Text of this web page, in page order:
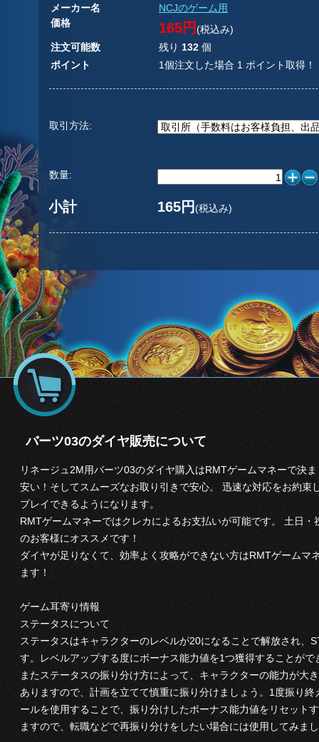
メーカー名
NCJのゲーム用
価格
165円(税込み)
注文可能数
残り 132 個
ポイント
1個注文した場合 1 ポイント取得
取引方法:
数量:
小計 165円(税込み)
バーツ03のダイヤ販売について
リネージュ2M用バーツ03のダイヤ購入はRMTゲームマネーで決ま
安い！そしてスムーズなお取り引きで安心。 迅速な対応をお約
プレイできるようになります。
RMTゲームマネーではクレカによるお支払いが可能です。 土日
のお客様にオススメです！
ダイヤが足りなくて、効率よく攻略ができない方はRMTゲーム
ます！
ゲーム耳寄り情報
ステータスについて
ステータスはキャラクターのレベルが20になることで解放され
す。レベルアップする度にボーナス能力値を1つ獲得することが
またステータスの振り分け方によって、キャラクターの能力が大
ありますので、計画を立てて慎重に振り分けましょう。1度振り
ールを使用することで、振り分けしたボーナス能力値をリセット
ますので、転職などで再振り分けをしたい場合には使用してみま